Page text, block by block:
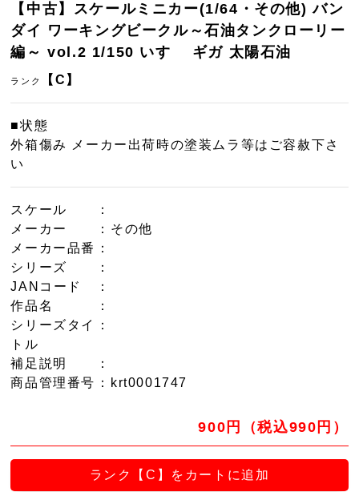
【中古】スケールミニカー(1/64・その他) バン
ダイ ワーキングビークル～石油タンクローリー
編～ vol.2 1/150 いすゞ ギガ 太陽石油
ランク 【C】
■状態
外箱傷み メーカー出荷時の塗装ムラ等はご容赦下さ
い
スケール
：
メーカー
：その他
メーカー品番
：
シリーズ
：
JANコード
：
作品名
：
シリーズタイ
トル
：
補足説明
：
商品管理番号 ：krt0001747
900円（税込990円）
ランク【C】をカートに追加